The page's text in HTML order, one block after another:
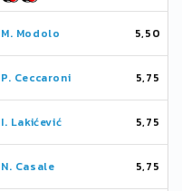
M. Modolo 5,50
P. Ceccaroni 5,75
I. Lakićević 5,75
N. Casale 5,75